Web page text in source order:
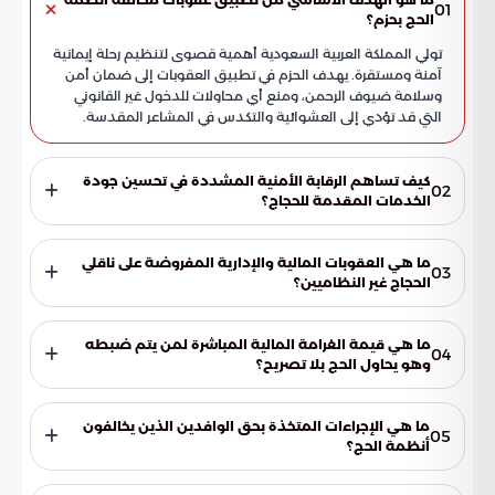
01الحج بحزم؟
تولي المملكة العربية السعودية أهمية قصوى لتنظيم رحلة إيمانية
آمنة ومستقرة. يهدف الحزم في تطبيق العقوبات إلى ضمان أمن
وسلامة ضيوف الرحمن، ومنع أي محاولات للدخول غير القانوني
التي قد تؤدي إلى العشوائية والتكدس في المشاعر المقدسة.
02كيف تساهم الرقابة الأمنية المشددة في تحسين جودة
الخدمات المقدمة للحجاج؟
تساعد الرقابة في تنظيم تدفق الحشود، مما يضمن انسيابية
الحركة وتفادي الازدحام الذي قد يعيق الخدمات الإسعافية
واللوجستية. كما تضمن حصول كل حاج نظامي على حقوقه03ما هي العقوبات المالية والإدارية المفروضة على ناقلي
الحجاج غير النظاميين؟
تشمل العقوبات غرامات مالية تصل إلى 100,000 ريال سعودي،
بالإضافة إلى عقوبة السجن. كما يتم التشهير بالمخالفين في
الوسائل الإعلامية المعتمدة، وإحالة ملفاتهم للقضاء للنظر في04ما هي قيمة الغرامة المالية المباشرة لمن يتم ضبطه
وهو يحاول الحج بلا تصريح؟
يلتزم كل فرد يتم ضبطه وهو يحاول أداء فريضة الحج دون الحصول
على تصريح رسمي بدفع غرامة مالية مباشرة قيمتها 20,000 ريال
سعودي، وذلك كإجراء رادع لمخالفة الأنظمة والتعليمات المنظمة05ما هي الإجراءات المتخذة بحق الوافدين الذين يخالفون
أنظمة الحج؟
يتم ترحيل الوافدين المخالفين إلى بلدانهم فور تنفيذ العقوبة